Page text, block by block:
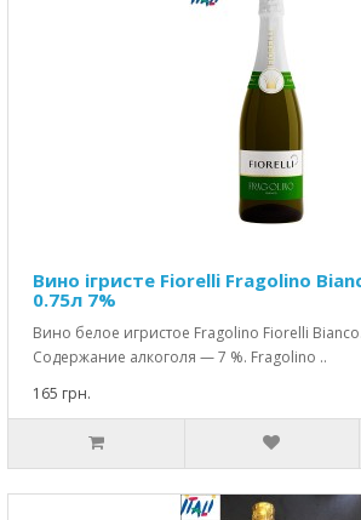
Вино ігристе Fiorelli Fragolino
0.75л 7%
Вино белое игристое Fragolino Fiorelli
Содержание алкоголя — 7 %. Fragolino ..
165 грн.